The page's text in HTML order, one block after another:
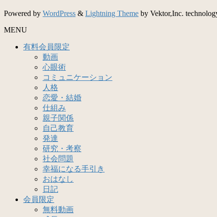
Powered by WordPress & Lightning Theme by Vektor,Inc.
MENU
有料会員限定
動画
心眼術
コミュニケーション
人格
恋愛・結婚
仕組み
親子関係
自己教育
発達
研究・考察
社会問題
幸福になる手引き
おはなし
日記
会員限定
無料動画